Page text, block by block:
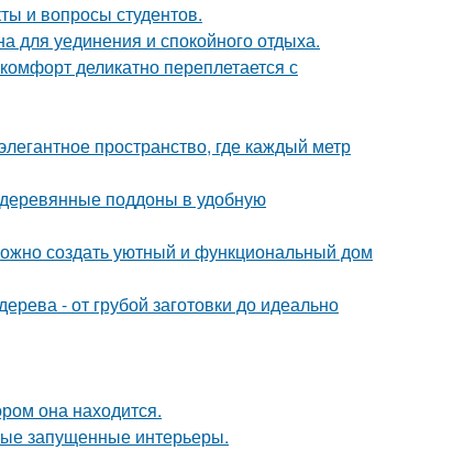
и вопросы студентов.
для уединения и спокойного отдыха.
деликатно переплетается с
пространство, где каждый метр
поддоны в удобную
создать уютный и функциональный дом
- от грубой заготовки до идеально
она находится.
запущенные интерьеры.